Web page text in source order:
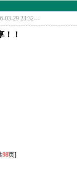
03-29 23:32---
！！
98页]